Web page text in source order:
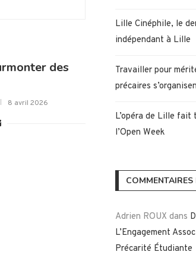
des
8 avril 2026
Lille Cinéphile, le
indépendant à Lille
Travailler pour
précaires
L’opéra de Lille fait
l’Open Week
COMMENTAIRES
Adrien ROUX dans
L’Engagement
Précarité Étudiante